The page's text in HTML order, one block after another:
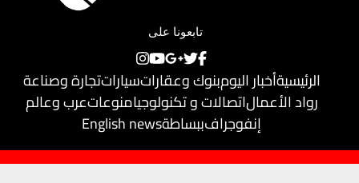
تابعونا على
الرئيسيةأخبار اليومبنوك وعقاراتسياراتتجارة وصناعة
رواد الأعمالاتصالات و تكنولوجيامنوعاتعرب وعالم
إنفوجرافببساطةEnglish news
حقوق النشر محفوظة لـيلا بيزنس© 2018